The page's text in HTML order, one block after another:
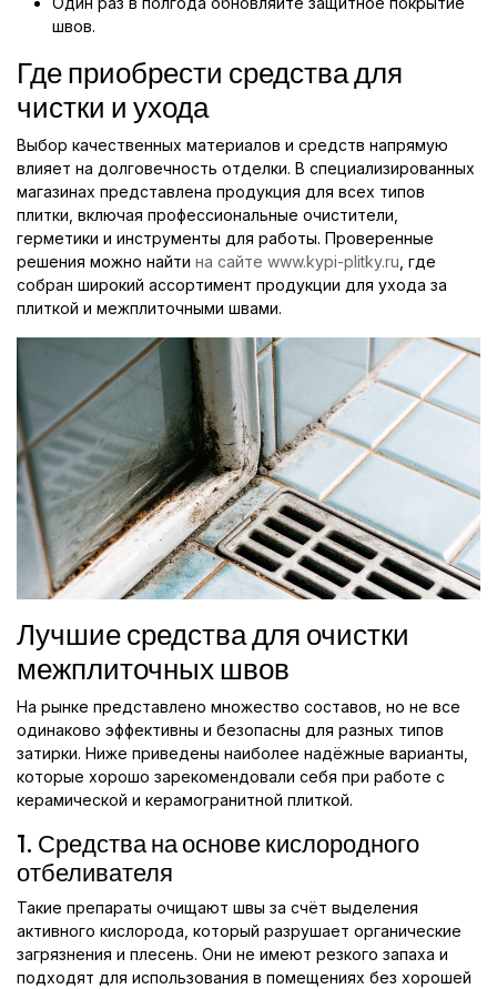
швов.
Где приобрести средства для
чистки и ухода
Выбор качественных материалов и средств напрямую
влияет на долговечность отделки. В специализированных
магазинах представлена продукция для всех типов
плитки, включая профессиональные очистители,
герметики и инструменты для работы. Проверенные
решения можно найти на сайте www.kypi-plitky.ru , где
собран широкий ассортимент продукции для ухода за
плиткой и межплиточными швами.
Лучшие средства для очистки
межплиточных швов
На рынке представлено множество составов, но не все
одинаково эффективны и безопасны для разных типов
затирки. Ниже приведены наиболее надёжные варианты,
которые хорошо зарекомендовали себя при работе с
керамической и керамогранитной плиткой.
1. Средства на основе кислородного
отбеливателя
Такие препараты очищают швы за счёт выделения
активного кислорода, который разрушает органические
загрязнения и плесень. Они не имеют резкого запаха и
подходят для использования в помещениях без хорошей